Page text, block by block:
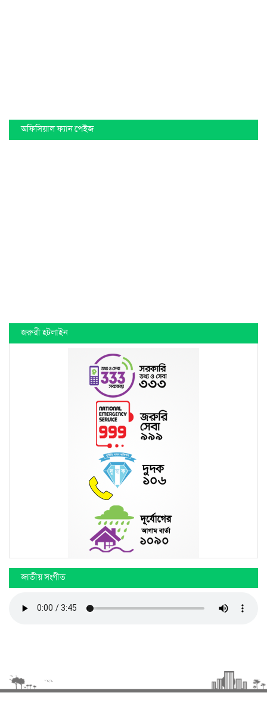
অফিসিয়াল ফ্যান পেইজ
জরুরী হটলাইন
জাতীয় সংগীত